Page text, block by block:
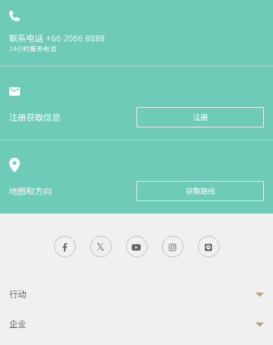
联系电话 +66 2066 8888
24小时服务电话
注册获取信息 注册
地图和方向 获取路线
行动
企业